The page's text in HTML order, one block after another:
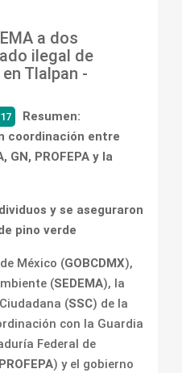
a dos
ilegal de
Tlalpan -
Resumen:
coordinación entre
GN, PROFEPA y la
y se aseguraron
pino verde
México (GOBCDMX),
(SEDEMA), la
(SSC) de la
con la Guardia
Federal de
PROFEPA) y el gobierno